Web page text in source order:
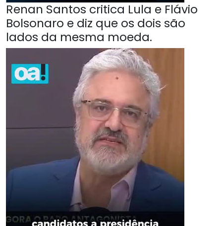
Renan Santos critica Lula e Flávio
Bolsonaro e diz que os dois são
lados da mesma moeda.